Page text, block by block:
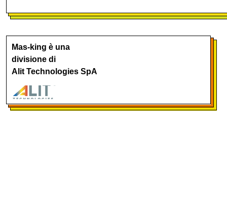
Mas-king è una
divisione di
Alit Technologies SpA